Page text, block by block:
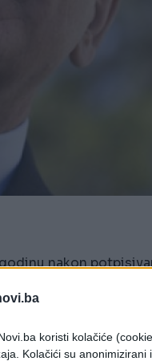
koristi kolačiće
Kolačići su
nakon
21 godinu nakon
zajednice,
je destabilizuje,